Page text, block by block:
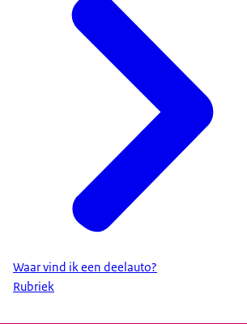
Daarnaast draagt autodelen ook
luchtkwaliteit, vermindert het de
en zorgt het voor minder
Zet ook de knop om
We werken allemaal hard om
De overheid, bedrijven en
thuis. Maar we moeten nóg grotere
Voor nu en straks. Voor onszelf en
Autodelen draagt bij aan het
uitstoot. Samen zetten we de knop
milieu? Kijk dan eens op
Waar vind ik een deelauto?
Rubriek